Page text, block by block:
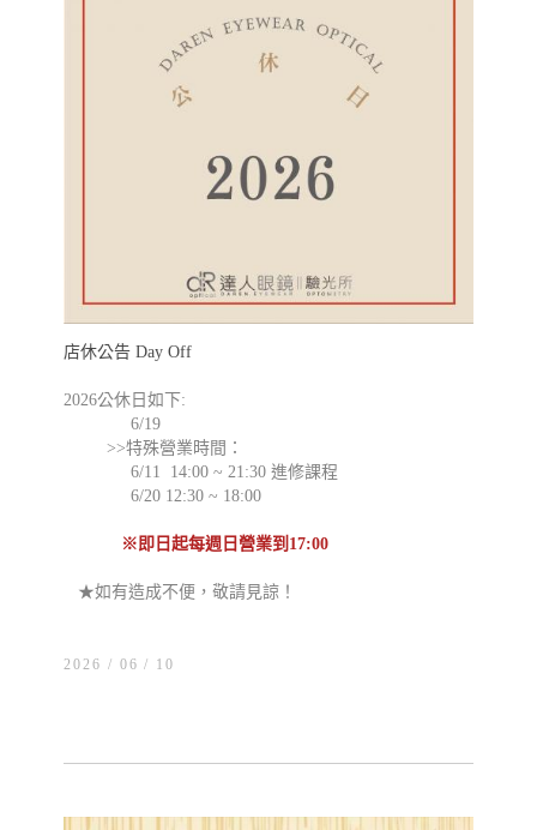
店休公告 Day Off
2026公休日如下:
6/19
>>特殊營業時間：
6/11 14:00 ~ 21:30 進修課程
6/20 12:30 ~ 18:00
※即日起每週日營業到17:00
★如有造成不便，敬請見諒！
2026 / 06 10